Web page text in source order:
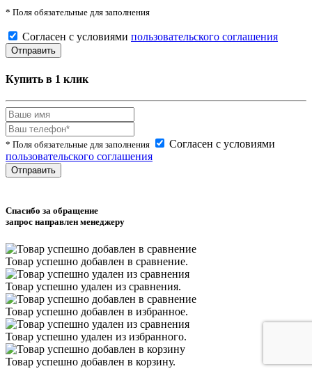
* Поля обязательные для заполнения
Согласен с условиями пользовательского соглашения
Купить в 1 клик
* Поля обязательные для заполнения
Согласен с условиями
пользовательского соглашения
Спасибо за обращение
запрос направлен менеджеру
Товар успешно добавлен в сравнение.
Товар успешно удален из сравнения.
Товар успешно добавлен в избранное.
Товар успешно удален из избранного.
Товар успешно добавлен в корзину.